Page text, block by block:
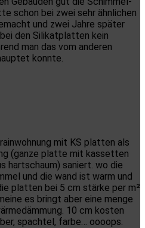
schon bei zwei sehr ähnlichen
und zwei Jahre später
den Silikatplatten kein
man das vom anderen
konnte.
mit KS platten als
(ganze platte mit kassetten
hartschaum) saniert. wo die
und die wand ist warm und
platten bei 5 cm stärke per m²
es bringt aber eine menge
10 cm kosten
spachtel, farbe… oooops.